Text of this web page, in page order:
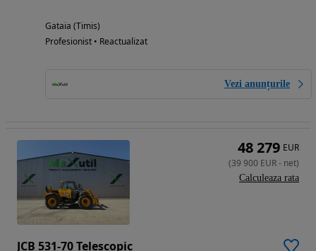
Gataia (Timis)
Profesionist • Reactualizat
Vezi anunțurile
JCB 531-70 Telescopic
48 279 EUR
(39 900 EUR- net)
Calculeaza rata